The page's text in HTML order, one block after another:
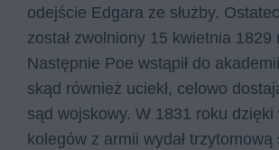
odejście Edgara ze służby.
został zwolniony 15 kwietnia 1829
Następnie Poe wstąpił do
skąd również uciekł, celowo
sąd wojskowy. W 1831 roku dzięki
kolegów z armii wydał trzytomową